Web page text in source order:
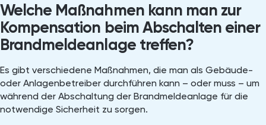
Welche Maßnahmen kann man zur
Kompensation beim Abschalten einer
Brandmeldeanlage treffen?
Es gibt verschiedene Maßnahmen, die man als Gebäude-
oder Anlagenbetreiber durchführen kann – oder muss – um
während der Abschaltung der Brandmeldeanlage für die
notwendige Sicherheit zu sorgen.